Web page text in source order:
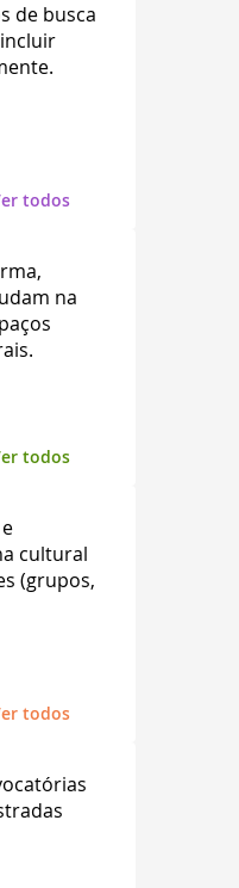
de busca
todos
na
todos
cultural
(grupos,
todos